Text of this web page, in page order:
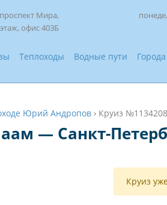
Мира,
офис 403Б
Теплоходы Водные пути
Юрий Андропов › Круиз №1134208
— Санкт-
Круиз